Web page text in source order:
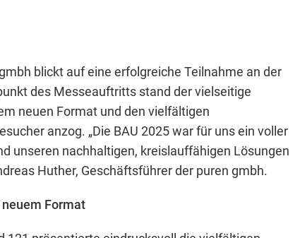
blickt auf eine erfolgreiche Teilnahme an der
des Messeauftritts stand der vielseitige
neuen Format und den vielfältigen
anzog. „Die BAU 2025 war für uns ein voller
unseren nachhaltigen, kreislauffähigen Lösungen
Huther, Geschäftsführer der puren gmbh.
Format